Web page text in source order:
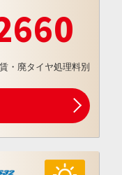
・廃タイヤ処理料別